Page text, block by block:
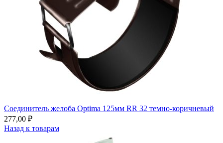
Соединитель желоба Optima 125мм RR 32 темно-коричневый
277,00 ₽
Назад к товарам